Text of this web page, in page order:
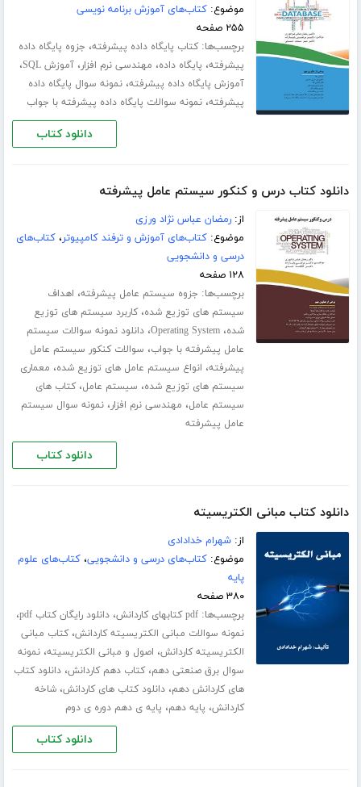
موضوع:کتاب‌های آموزش برنامه نویسی
۲۵۵ صفحه
برچسب‌ها:کتاب پایگاه داده پیشرفته، جزوه پایگاه داده
پیشرفته، پایگاه داده، مهندسی نرم افزار،آموزش SQL ،
آموزش پایگاه داده پیشرفته،نمونه سوال پایگاه داده
پیشرفته،نمونه سوالات پایگاه داده پیشرفته با جواب
دانلود کتاب
دانلود کتاب درس و کنکور سیستم عامل پیشرفته
از:رمضان عباس نژاد ورزی
موضوع:کتاب‌های آموزش و ترفند کامپیوتر،کتاب‌های
درسی و دانشجویی
۱۲۸ صفحه
برچسب‌ها: جزوه سیستم عامل پیشرفته، اهداف
سیستم های توزیع شده،کاربرد سیستم های توزیع
شده،Operating System،دانلود نمونه سوالات سیستم
عامل پیشرفته با جواب، سوالات کنکور سیستم عامل
پیشرفته، انواع سیستم عامل های توزیع شده، معماری
سیستم های توزیع شده، سیستم عامل،کتاب های
سیستم عامل، مهندسی نرم افزار،نمونه سوال سیستم
عامل پیشرفته
دانلود کتاب
دانلود کتاب مبانی الکتریسیته
از:شهرام خدادادی
موضوع:کتاب‌های درسی و دانشجویی،کتاب‌های علوم
پایه
۳۸۰ صفحه
برچسب‌ها:pdf کتابهای کاردانش ،دانلود رایگان کتاب pdf ،
نمونه سوالات مبانی الکتریسیته کاردانش،کتاب مبانی
الکتریسیته کاردانش، اصول و مبانی الکتریسیته،نمونه
سوال برق صنعتی دهم،کتاب دهم کاردانش،دانلود کتاب
های کاردانش دهم،دانلود کتاب های کاردانش،شاخه
کاردانش، پایه دهم، پایه ی دهم دوره ی دوم
دانلود کتاب